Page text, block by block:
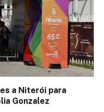
a Niterói para
Gonzalez